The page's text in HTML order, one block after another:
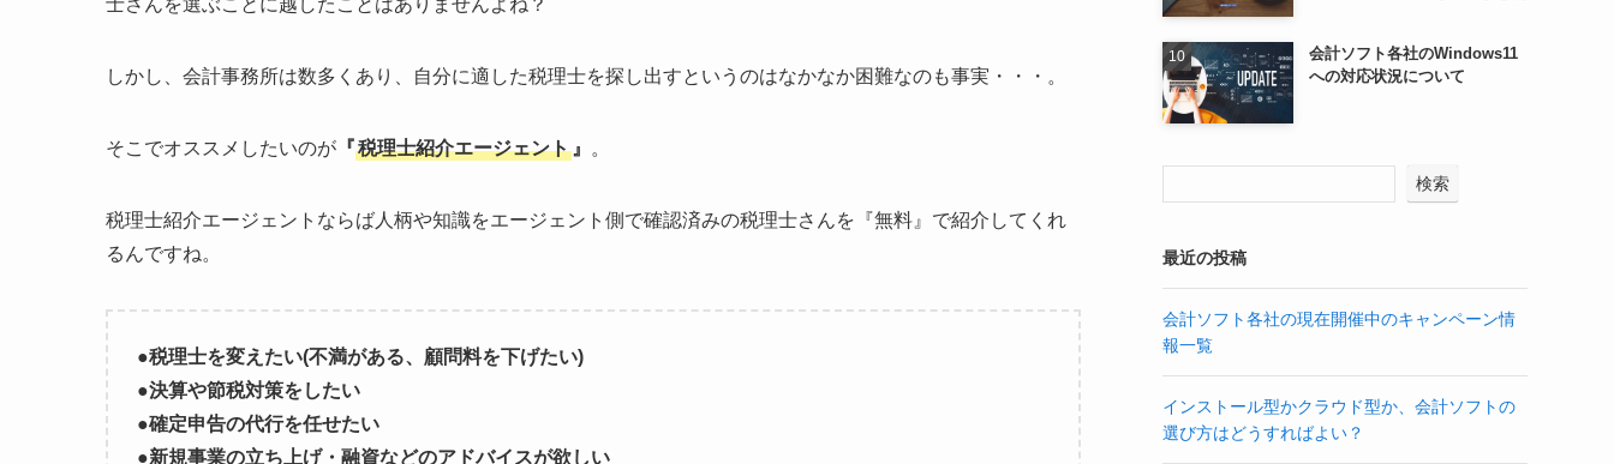
士さんを選ぶことに越したことはありませんよね？
しかし、会計事務所は数多くあり、自分に適した税理士を探し出すというのはなかなか困難なのも事実・・・。
そこでオススメしたいのが 『税理士紹介エージェント 』 。
税理士紹介エージェントならば人柄や知識をエージェント側で確認済みの税理士さんを『無料』で紹介してくれ
るんですね。
●税理士を変えたい(不満がある、顧問料を下げたい)
●決算や節税対策をしたい
●確定申告の代行を任せたい
●新規事業の立ち上げ・融資などのアドバイスが欲しい
会計ソフト各社のWindows11
への対応状況について
検索
最近の投稿
会計ソフト各社の現在開催中のキャンペーン情
報一覧
インストール型かクラウド型か、会計ソフトの
選び方はどうすればよい？